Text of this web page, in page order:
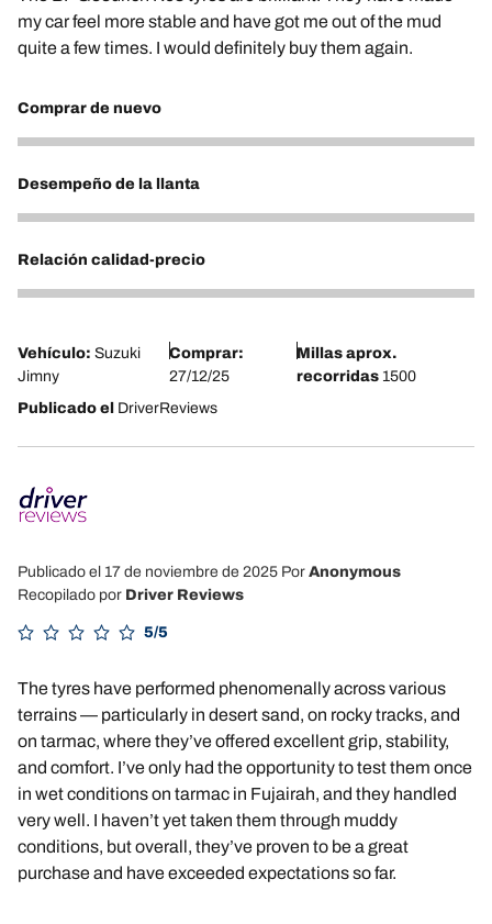
my car feel more stable and have got me out of the mud
quite a few times. I would definitely buy them again.
Comprar de nuevo
5
Desempeño de la llanta
4
Relación calidad-precio
4
Vehículo: Suzuki
Jimny
Comprar:
27/12/25
Millas aprox.
recorridas 1500
Publicado el DriverReviews
Publicado el 17 de noviembre de 2025 Por Anonymous
Recopilado por Driver Reviews
5/5
The tyres have performed phenomenally across various
terrains — particularly in desert sand, on rocky tracks, and
on tarmac, where they’ve offered excellent grip, stability,
and comfort. I’ve only had the opportunity to test them once
in wet conditions on tarmac in Fujairah, and they handled
very well. I haven’t yet taken them through muddy
conditions, but overall, they’ve proven to be a great
purchase and have exceeded expectations so far.